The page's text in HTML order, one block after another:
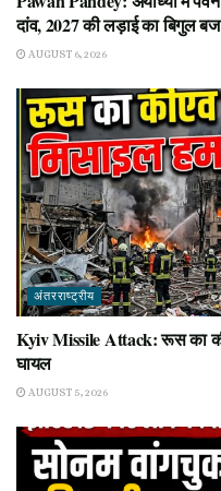
दांव, 2027 की लड़ाई का बिगुल
AUGUST 6, 2026
अंतरराष्ट्रीय
Kyiv Missile Attack: रूस का
घायल
AUGUST 5, 2026